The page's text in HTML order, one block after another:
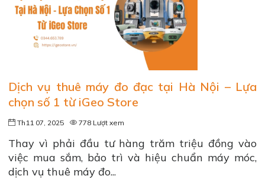
Dịch vụ thuê máy đo đạc tại Hà Nội – Lựa
chọn số 1 từ iGeo Store
Th11 07, 2025 778 Lượt xem
Thay vì phải đầu tư hàng trăm triệu đồng vào
việc mua sắm, bảo trì và hiệu chuẩn máy móc,
dịch vụ thuê máy đo...